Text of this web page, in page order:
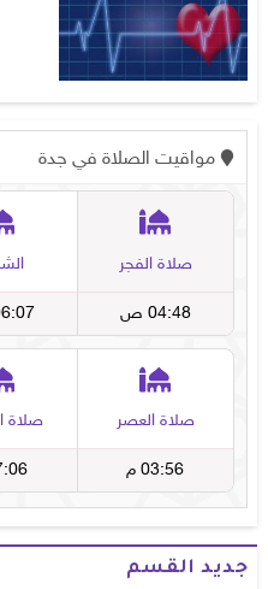
جديد القسم